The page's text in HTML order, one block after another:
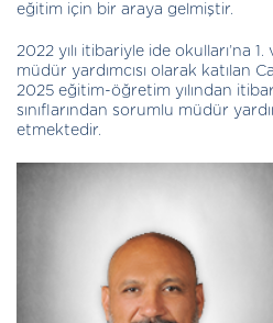
eğitim için bir araya gelmiştir.
2022 yılı itibariyle ide okulları’na
müdür yardımcısı olarak katılan
2025 eğitim-öğretim yılından
sınıflarından sorumlu müdür
etmektedir.